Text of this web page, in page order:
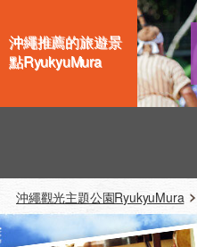
沖繩推薦的旅遊景
點RyukyuMura
沖繩觀光主題公園RyukyuMura